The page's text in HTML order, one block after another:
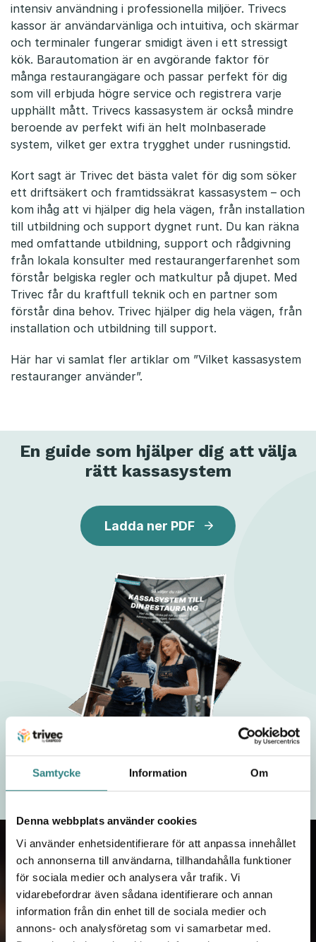
Samtycke Information Om
Denna webbplats använder cookies
Vi använder enhetsidentifierare för att anpassa innehållet
och annonserna till användarna, tillhandahålla funktioner
för sociala medier och analysera vår trafik. Vi
vidarebefordrar även sådana identifierare och annan
information från din enhet till de sociala medier och
annons- och analysföretag som vi samarbetar med.
intensiv användning i professionella miljöer. Trivecs
kassor är användarvänliga och intuitiva, och skärmar
och terminaler fungerar smidigt även i ett stressigt
kök. Barautomation är en avgörande faktor för
många restaurangägare och passar perfekt för dig
som vill erbjuda högre service och registrera varje
upphällt mått. Trivecs kassasystem är också mindre
beroende av perfekt wifi än helt molnbaserade
system, vilket ger extra trygghet under rusningstid.
Kort sagt är Trivec det bästa valet för dig som söker
ett driftsäkert och framtidssäkrat kassasystem – och
kom ihåg att vi hjälper dig hela vägen, från installation
till utbildning och support dygnet runt. Du kan räkna
med omfattande utbildning, support och rådgivning
från lokala konsulter med restaurangerfarenhet som
förstår belgiska regler och matkultur på djupet. Med
Trivec får du kraftfull teknik och en partner som
förstår dina behov. Trivec hjälper dig hela vägen, från
installation och utbildning till support.
Här har vi samlat fler artiklar om ”Vilket kassasystem
restauranger använder”.
En guide som hjälper dig att välja
rätt kassasystem
Ladda ner PDF
Kontakta oss!
När du har fyllt i dina uppgifter kommer